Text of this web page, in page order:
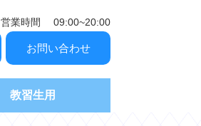
営業時間 09:00~20:00
お問い合わせ
教習生用